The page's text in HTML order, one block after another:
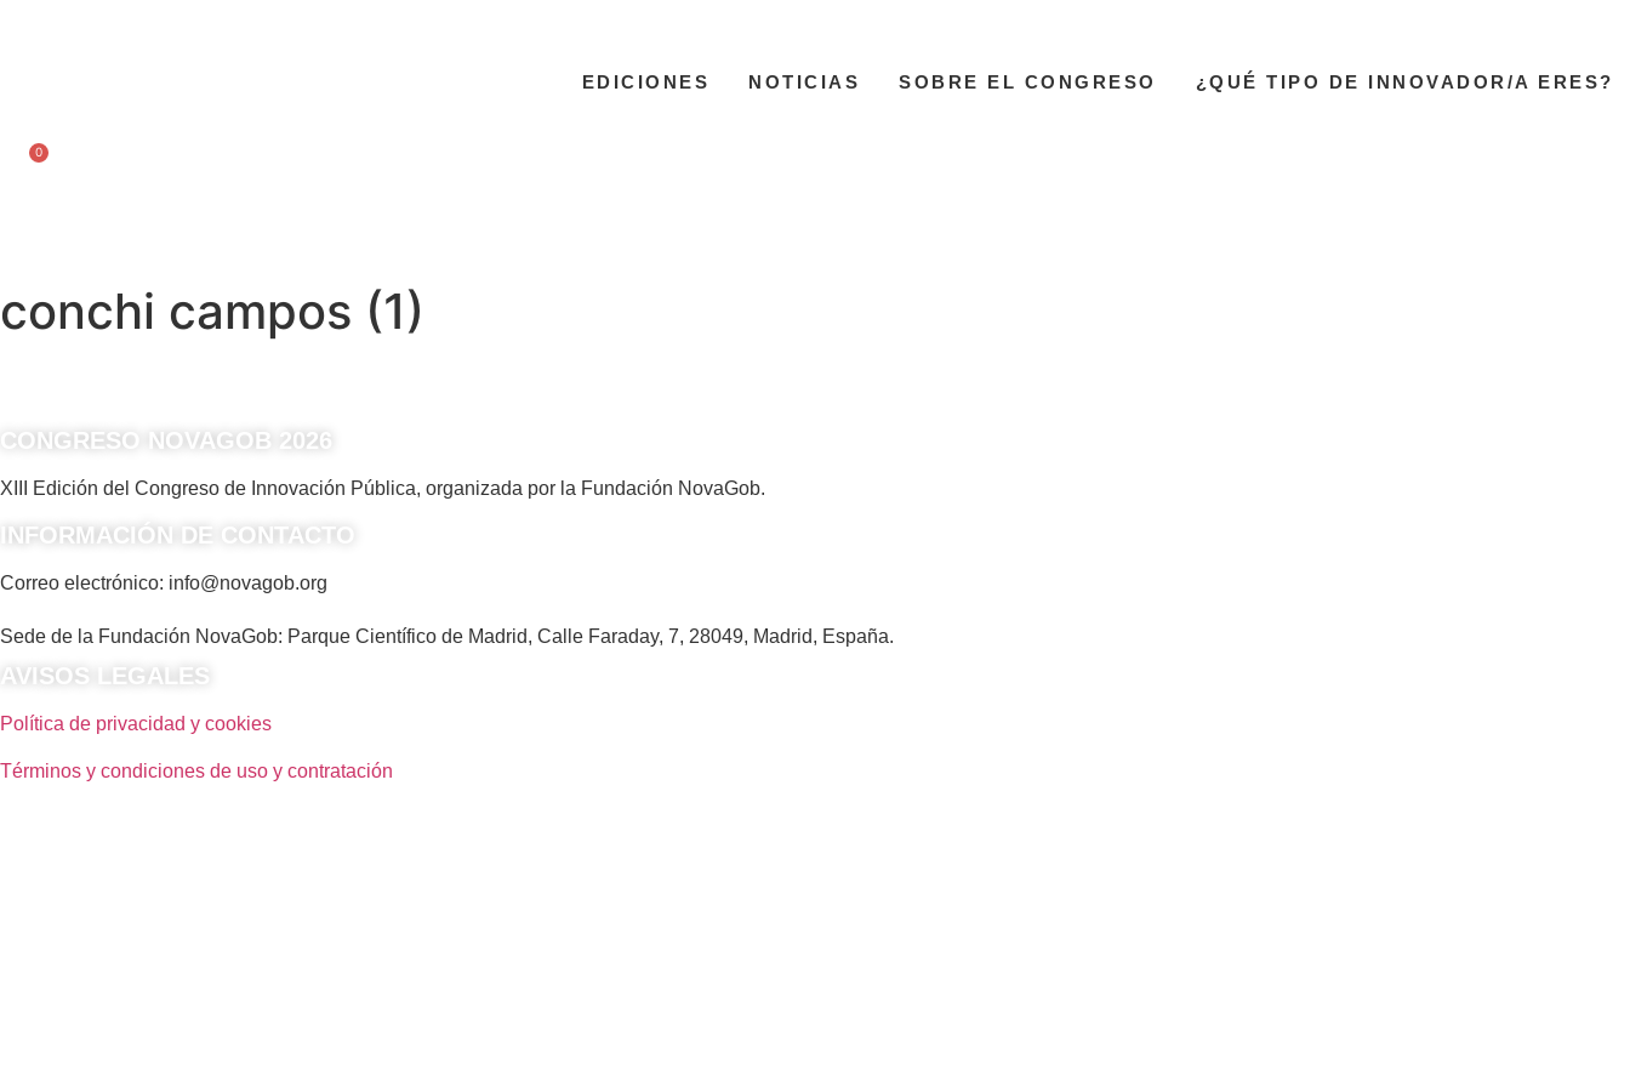
EDICIONES NOTICIAS SOBRE EL CONGRESO ¿QUÉ TIPO DE INNOVADOR/A ERES?
0
conchi campos (1)
CONGRESO NOVAGOB 2026
XIII Edición del Congreso de Innovación Pública, organizada por la Fundación NovaGob.
INFORMACIÓN DE CONTACTO
Correo electrónico: info@novagob.org
Sede de la Fundación NovaGob: Parque Científico de Madrid, Calle Faraday, 7, 28049, Madrid, España.
AVISOS LEGALES
Política de privacidad y cookies
Términos y condiciones de uso y contratación